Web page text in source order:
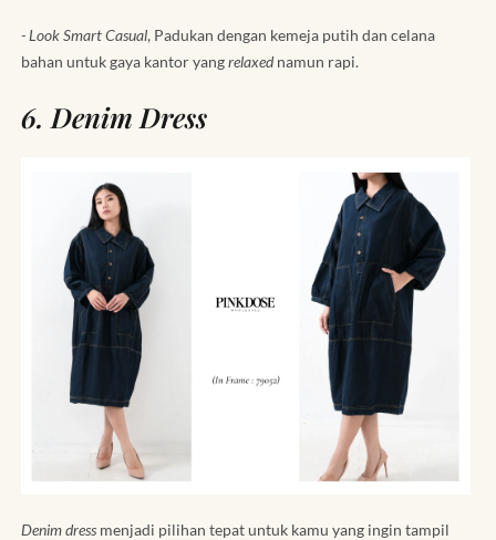
- Look Smart Casual, Padukan dengan kemeja putih dan celana
bahan untuk gaya kantor yangrelaxednamun rapi.
6. Denim Dress
Denim dress menjadi pilihan tepat untuk kamu yang ingin tampil